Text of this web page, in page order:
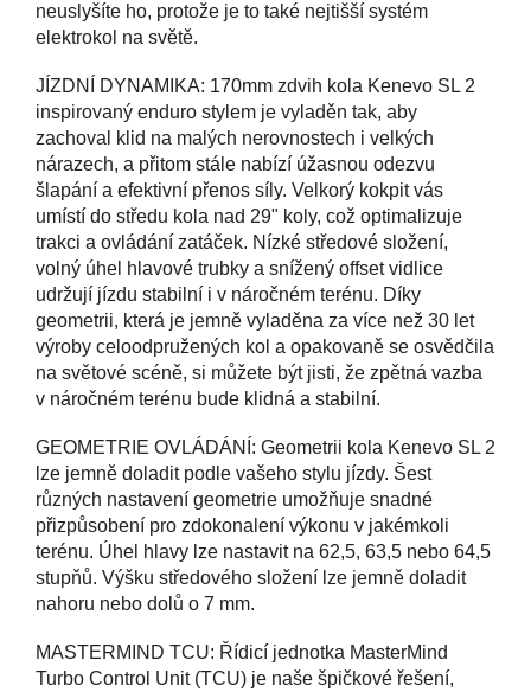
neuslyšíte ho, protože je to také nejtišší systém
elektrokol na světě.
JÍZDNÍ DYNAMIKA: 170mm zdvih kola Kenevo SL 2
inspirovaný enduro stylem je vyladěn tak, aby
zachoval klid na malých nerovnostech i velkých
nárazech, a přitom stále nabízí úžasnou odezvu
šlapání a efektivní přenos síly. Velkorý kokpit vás
umístí do středu kola nad 29" koly, což optimalizuje
trakci a ovládání zatáček. Nízké středové složení,
volný úhel hlavové trubky a snížený offset vidlice
udržují jízdu stabilní i v náročném terénu. Díky
geometrii, která je jemně vyladěna za více než 30 let
výroby celoodpružených kol a opakovaně se osvědčila
na světové scéně, si můžete být jisti, že zpětná vazba
v náročném terénu bude klidná a stabilní.
GEOMETRIE OVLÁDÁNÍ: Geometrii kola Kenevo SL 2
lze jemně doladit podle vašeho stylu jízdy. Šest
různých nastavení geometrie umožňuje snadné
přizpůsobení pro zdokonalení výkonu v jakémkoli
terénu. Úhel hlavy lze nastavit na 62,5, 63,5 nebo 64,5
stupňů. Výšku středového složení lze jemně doladit
nahoru nebo dolů o 7 mm.
MASTERMIND TCU: Řídicí jednotka MasterMind
Turbo Control Unit (TCU) je naše špičkové řešení,